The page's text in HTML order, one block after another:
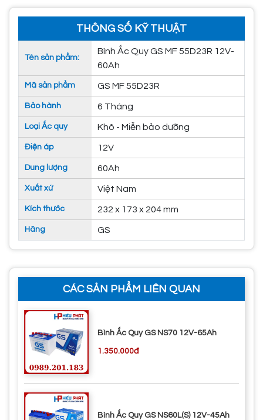
THÔNG SỐ KỸ THUẬT
Tên sản phẩm:
Bình Ắc Quy GS MF 55D23R 12V-
60Ah
Mã sản phẩm GS MF 55D23R
Bảo hành 6 Tháng
Loại Ắc quy Khô - Miễn bảo dưỡng
Điện áp 12V
Dung lượng 60Ah
Xuất xứ Việt Nam
Kích thước 232 x 173 x 204 mm
Hãng GS
CÁC SẢN PHẨM LIÊN QUAN
Bình Ắc Quy GS NS70 12V-65Ah
1.350.000đ
Bình Ắc Quy GS NS60L(S) 12V-45Ah